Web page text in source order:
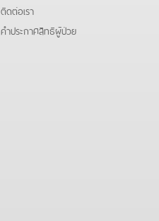
ติดต่อเรา
คําประกาศสิทธิผู้ป่วย